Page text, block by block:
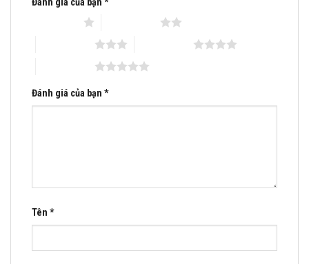
Đánh giá của bạn *
Tên *